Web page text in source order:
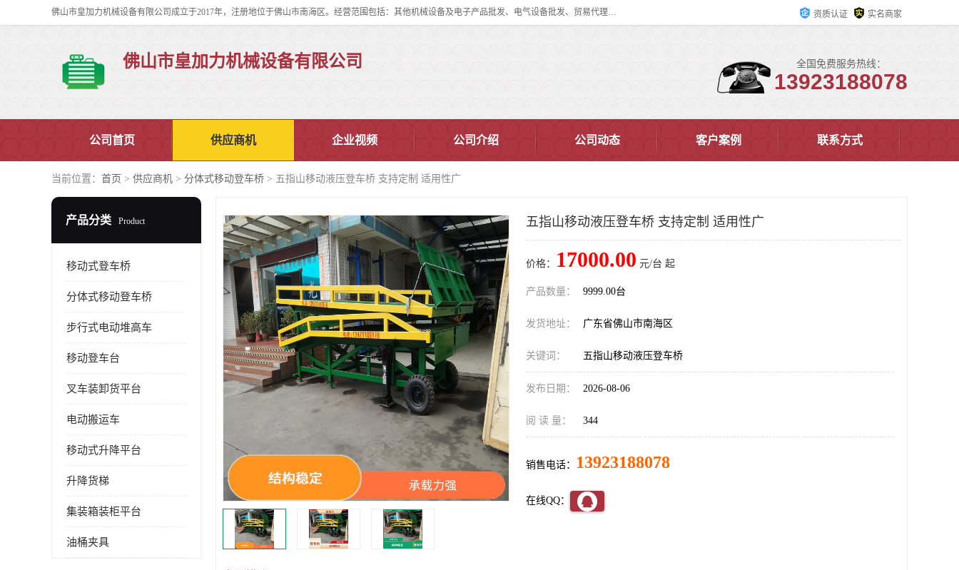
佛山市皇加力机械设备有限公司成立于2017年，注册地位于佛山市南海区。经营范围包括：其他机械设备及电子产品批发、电气设备批发、贸易代理、五金产品批发等；主要产品有：移动式登车桥、叉车装卸货平台、移动式升降机、升降货梯、油桶夹具、电动堆高车。 资质认证 实名商家
佛山市皇加力机械设备有限公司 全国免费服务热线：
13923188078
公司首页 供应商机 企业视频 公司介绍 公司动态 客户案例 联系方式
当前位置： 首页 > 供应商机 > 分体式移动登车桥 > 五指山移动液压登车桥 支持定制 适用性广
产品分类 Product
移动式登车桥
分体式移动登车桥
步行式电动堆高车
移动登车台
叉车装卸货平台
电动搬运车
移动式升降平台
升降货梯
集装箱装柜平台
油桶夹具
五指山移动液压登车桥 支持定制 适用性广
价格： 17000.00 元/台 起
产品数量： 9999.00台
发货地址： 广东省佛山市南海区
关键词： 五指山移动液压登车桥
发布日期： 2026-08-06
阅 读 量： 344
销售电话： 13923188078
在线QQ：